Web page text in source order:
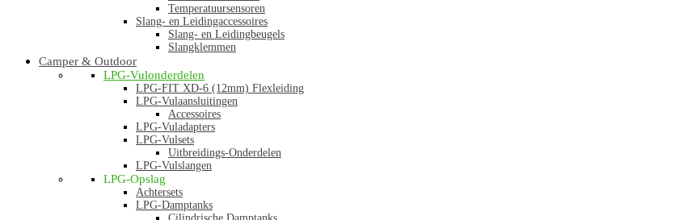
Temperatuursensoren
Slang- en Leidingaccessoires
Slang- en Leidingbeugels
Slangklemmen
Camper & Outdoor
LPG-Vulonderdelen
LPG-FIT XD-6 (12mm) Flexleiding
LPG-Vulaansluitingen
Accessoires
LPG-Vuladapters
LPG-Vulsets
Uitbreidings-Onderdelen
LPG-Vulslangen
LPG-Opslag
Achtersets
LPG-Damptanks